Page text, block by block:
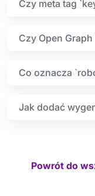
Czy meta tag
Czy Open
Co oznacza
Jak dodać
Powrót do